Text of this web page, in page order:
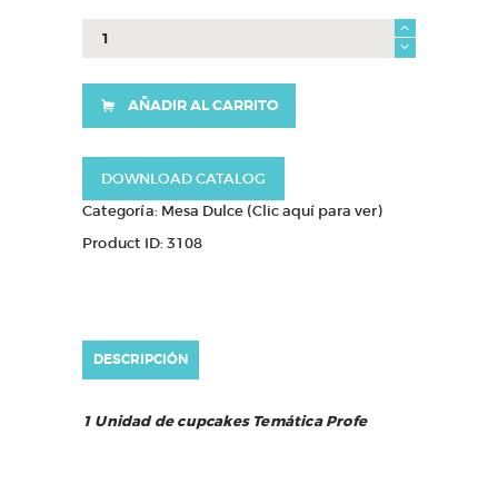
Cupcakes
AÑADIR AL CARRITO
DOWNLOAD CATALOG
Categoría: Mesa Dulce (Clic aquí para ver)
Product ID:3108
DESCRIPCIÓN
1 Unidad de cupcakes Temática Profe